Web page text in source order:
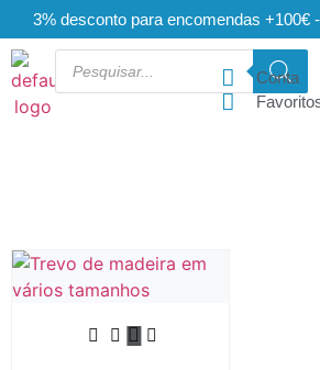
3% desconto para encomendas +100€
Conta